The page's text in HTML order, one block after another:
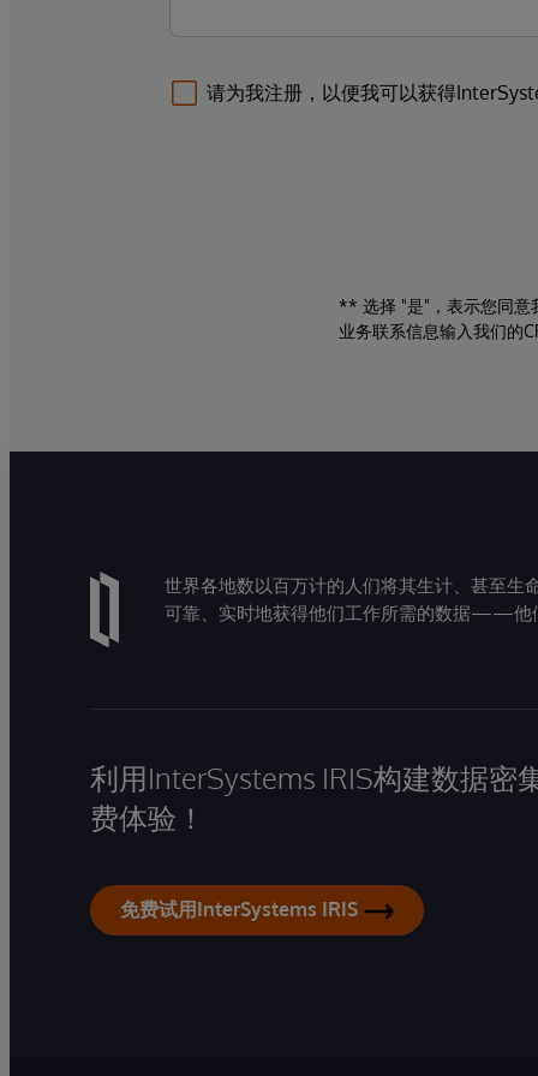
请为我注册，以便我可以获得
** 选择 "是"，表示您同意
业务联系信息输入我们的
世界各地数以百万计的人们将其生计、甚至生
可靠、实时地获得他们工作所需的数据——他
利用InterSystems IRIS构建数据密
费体验！
免费试用InterSystems IRIS